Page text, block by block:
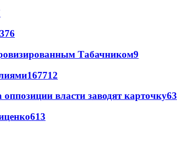
76
Табачником9
167712
власти заводят карточку63
613